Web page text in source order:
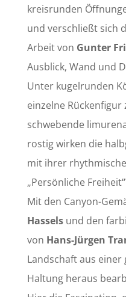
kreisrunden
und verschließt sich
Arbeit von Gunter
Ausblick, Wand und
Unter kugelrunden
einzelne
schwebende
rostig wirken die
mit ihrer
„Persönliche
Mit den Canyon-
Hasselsund den
von Hans-Jürgen
Landschaft aus
Haltung heraus